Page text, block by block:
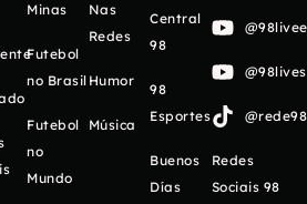
Minas
Futebol
no Brasil
Futebol
no
Mundo
Nas
Redes
Humor
Música
Central
98
98
Esportes
Buenos
Días
Redes
Sociais 98